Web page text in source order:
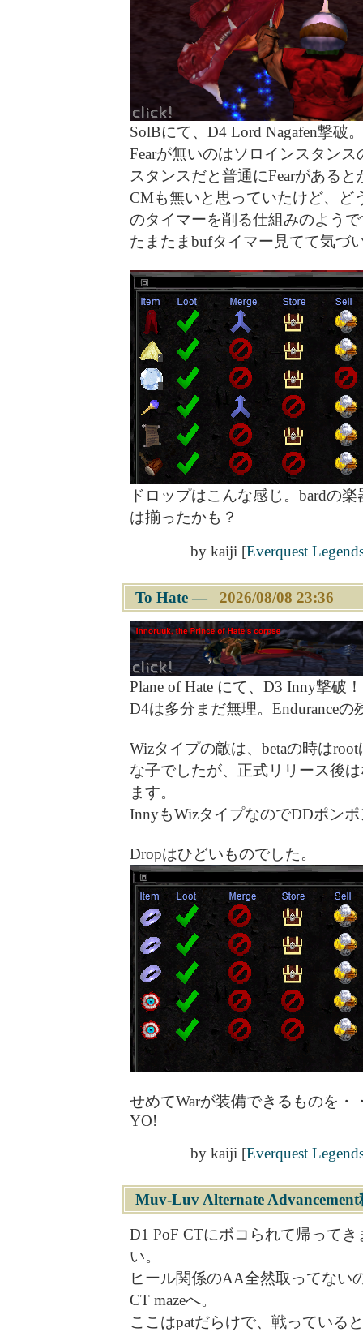
SolBにて、D4 Lord Nagafen撃破
Fearが無いのはソロインスタン
スタンスだと普通にFearがある
CMも無いと思っていたけど、ど
のタイマーを削る仕組みのよう
たまたまbufタイマー見てて気づ
ドロップはこんな感じ。bardの
は揃ったかも？
by kaiji [Everquest
To Hate― 2026/08/08 23:36
Plane of Hate にて、D3 Inny撃破！
D4は多分まだ無理。Enduranceの
Wizタイプの敵は、betaの時は
な子でしたが、正式リリース後
ます。
InnyもWizタイプなのでDDポン
Dropはひどいものでした。
せめてWarが装備できるものを・
YO!
by kaiji [Everquest
Muv-Luv Alternate Advancement
D1 PoF CTにボコられて帰って
い。
ヒール関係のAA全然取ってない
CT mazeへ。
ここはpatだらけで、戦っている